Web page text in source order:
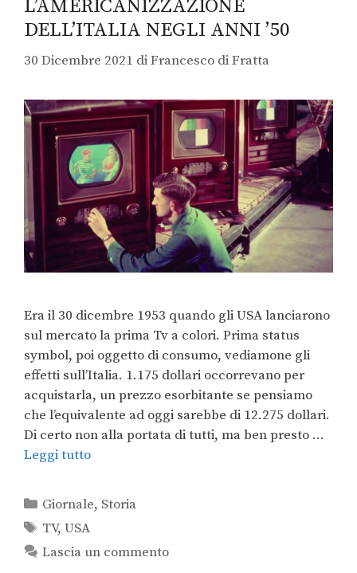
L’AMERICANIZZAZIONE
DELL’ITALIA NEGLI ANNI ’50
30 Dicembre 2021 diFrancesco di Fratta
Era il 30 dicembre 1953 quando gli USA lanciarono
sul mercato la prima Tv a colori. Prima status
symbol, poi oggetto di consumo, vediamone gli
effetti sull’Italia. 1.175 dollari occorrevano per
acquistarla, un prezzo esorbitante se pensiamo
che l’equivalente ad oggi sarebbe di 12.275 dollari.
Di certo non alla portata di tutti, ma ben presto …
Leggi tutto
Giornale, Storia
TV,USA
Lascia un commento